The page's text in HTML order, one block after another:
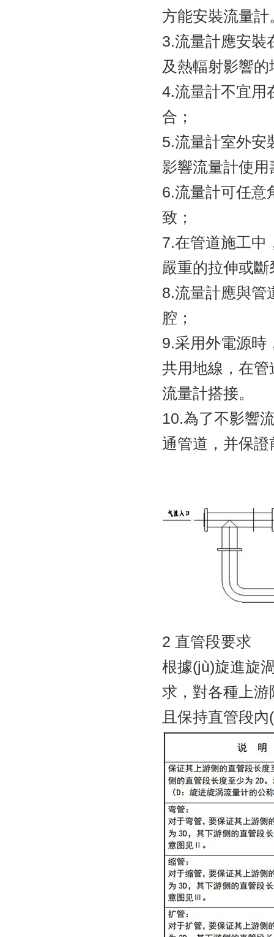
方能安裝流量計
3.流量計應安裝
及熱輻射影響的
4.流量計不宜用
合；
5.流量計室外安
影響流量計使用
6.流量計可任意
致；
7.在管道施工中
嚴重的拉伸或斷
8.流量計應與管
腔；
9.采用外電源時
共用地線，
流量計搭接。
10.為了不影響
通管道，并保
2 直管段要求
根據(jù)旋進旋
求，對各種上游
且保持直管段